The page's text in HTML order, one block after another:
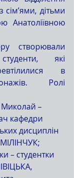
сім’ями, дітьми
Анатоліївною
створювали
які
в
Ролі
–
кафедри
дисциплін
– студентки